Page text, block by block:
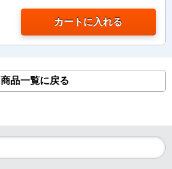
カートに入れる
商品一覧に戻る